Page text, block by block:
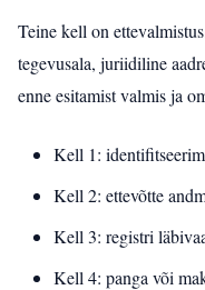
Teine kell on
tegevusala, juriidiline
enne esitamist valmis ja
Kell 1:
Kell 2: ettevõtte
Kell 3: registri
Kell 4: panga või